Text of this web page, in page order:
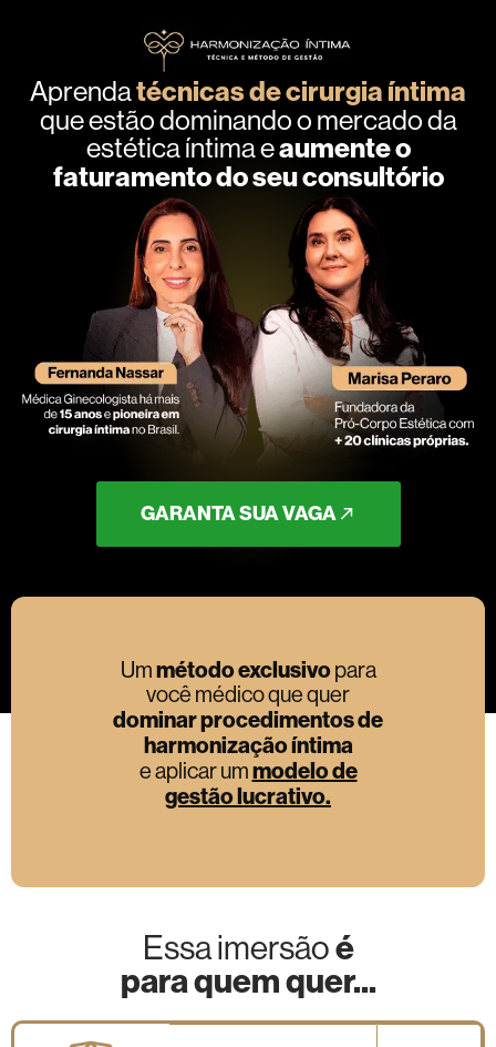
Aprendatécnicas de cirurgia íntima
que estão dominando o mercado da
estética íntima eaumente o
faturamento do seu consultório
GARANTA SUA VAGA
Ummétodo exclusivopara
você médico que quer
dominar procedimentos de
harmonização íntima
e aplicar ummodelo de
gestão lucrativo.
Essa imersãoé
para quem quer...